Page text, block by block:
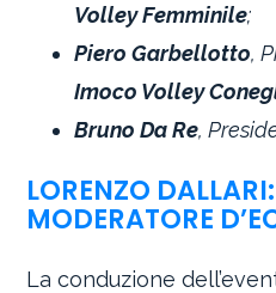
Volley Femminile;
Piero Garbellotto,
Imoco Volley
Bruno Da Re,
LORENZO
MODERATORE
La conduzione